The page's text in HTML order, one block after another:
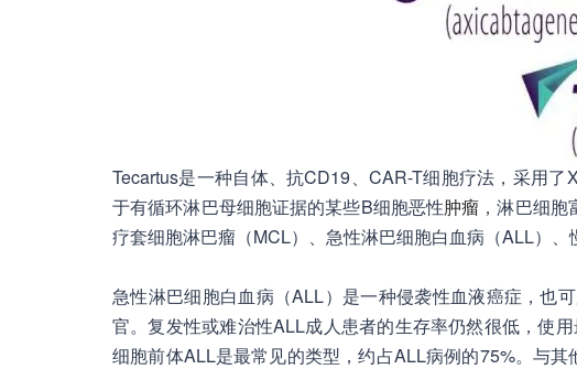
Tecartus是一种自体、抗CD19、CAR-T细胞疗法，采用
于有循环淋巴母细胞证据的某些B细胞恶性肿瘤 ，淋巴细
疗套细胞淋巴瘤（MCL）、急性淋巴细胞白血病（ALL）、
急性淋巴细胞白血病（ALL）是一种侵袭性血液癌症，也
官。复发性或难治性ALL成人患者的生存率仍然很低，使
细胞前体ALL是最常见的类型，约占ALL病例的75%。与